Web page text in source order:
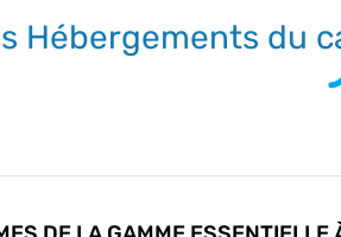
Hébergements du